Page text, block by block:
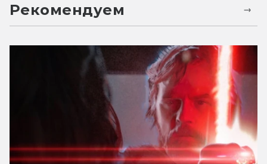
Рекомендуем